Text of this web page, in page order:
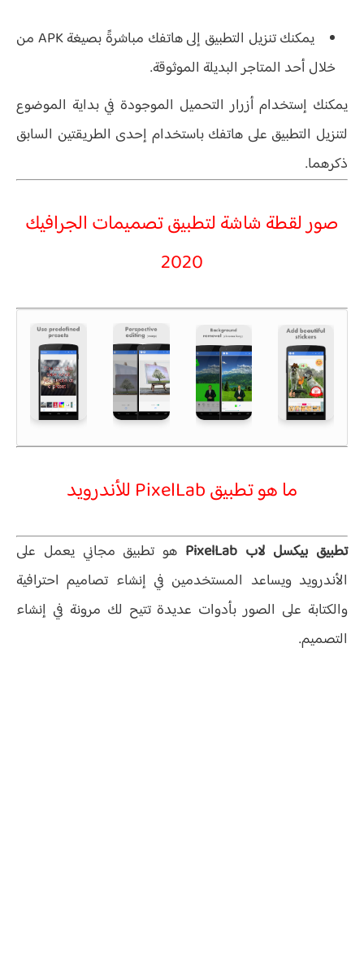
يمكنك تنزيل التطبيق إلى هاتفك مباشرةً بصيغة APK من
خلال أحد المتاجر البديلة الموثوقة.
يمكنك إستخدام أزرار التحميل الموجودة في بداية الموضوع
لتنزيل التطبيق على هاتفك باستخدام إحدى الطريقتين السابق
ذكرهما.
صور لقطة شاشة لتطبيق تصميمات الجرافيك
2020
ما هوتطبيق PixelLab للأندرويد
تطبيق بيكسل لاب PixelLab
هو تطبيق مجاني يعمل على
الأندرويد ويساعد المستخدمين في إنشاء تصاميم احترافية
والكتابة على الصور بأدوات عديدة تتيح لك مرونة في إنشاء
التصميم.